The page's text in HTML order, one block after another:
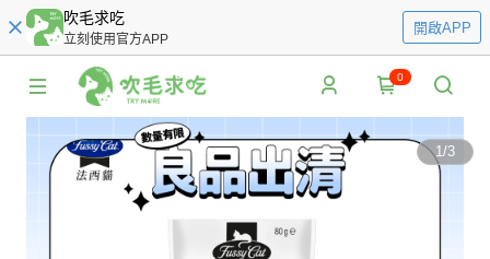
吹毛求吃
立刻使用官方APP
開啟APP
0
1/3